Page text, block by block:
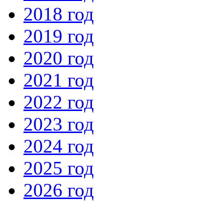
2018 год
2019 год
2020 год
2021 год
2022 год
2023 год
2024 год
2025 год
2026 год